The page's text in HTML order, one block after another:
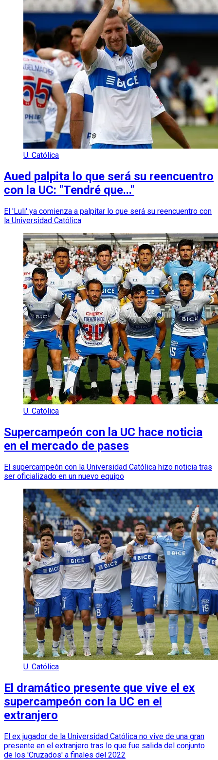
U. Católica
Aued palpita lo que será su reencuentro
con la UC: "Tendré que..."
El 'Luli' ya comienza a palpitar lo que será su reencuentro con
la Universidad Católica
U. Católica
Supercampeón con la UC hace noticia
en el mercado de pases
El supercampeón con la Universidad Católica hizo noticia tras
ser oficializado en un nuevo equipo
U. Católica
El dramático presente que vive el ex
supercampeón con la UC en el
extranjero
El ex jugador de la Universidad Católica no vive de una gran
presente en el extranjero tras lo que fue salida del conjunto
de los 'Cruzados' a finales del 2022